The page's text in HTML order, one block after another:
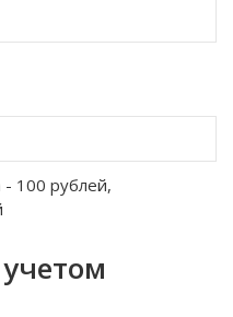
- 100 рублей,